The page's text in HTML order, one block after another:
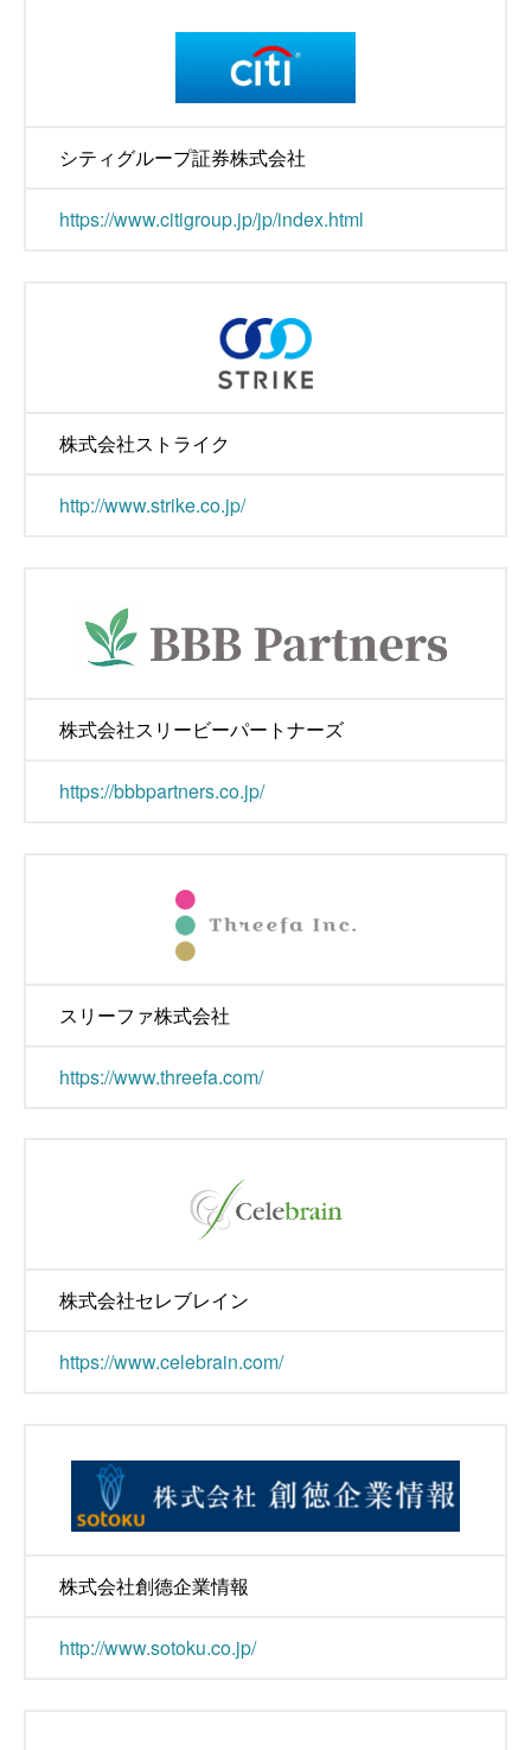
シティグループ証券株式会社
https://www.citigroup.jp/jp/index.html
株式会社ストライク
http://www.strike.co.jp/
株式会社スリービーパートナーズ
https://bbbpartners.co.jp/
スリーファ株式会社
https://www.threefa.com/
株式会社セレブレイン
https://www.celebrain.com/
株式会社創德企業情報
http://www.sotoku.co.jp/